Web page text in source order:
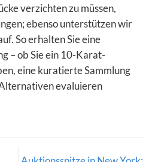
verzichten zu müssen,
ebenso unterstützen wir
So erhalten Sie eine
– ob Sie ein 10-Karat-
eine kuratierte Sammlung
evaluieren